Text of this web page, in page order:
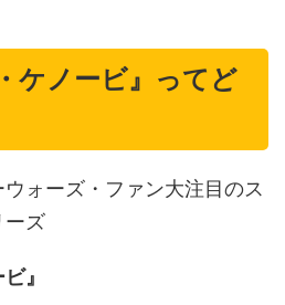
ケノービ』ってど
ォーズ・ファン大注目のス
ーズ
』